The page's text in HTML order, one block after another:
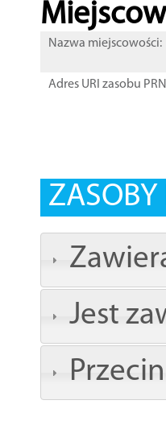
Nazwa miejscowości:
Adres URI zasobu
Jest